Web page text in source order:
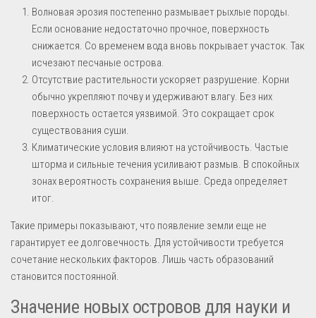
Волновая эрозия постепенно размывает рыхлые породы.
Если основание недостаточно прочное, поверхность
снижается. Со временем вода вновь покрывает участок. Так
исчезают песчаные острова.
Отсутствие растительности ускоряет разрушение. Корни
обычно укрепляют почву и удерживают влагу. Без них
поверхность остается уязвимой. Это сокращает срок
существования суши.
Климатические условия влияют на устойчивость. Частые
шторма и сильные течения усиливают размыв. В спокойных
зонах вероятность сохранения выше. Среда определяет
итог.
Такие примеры показывают, что появление земли еще не
гарантирует ее долговечность. Для устойчивости требуется
сочетание нескольких факторов. Лишь часть образований
становится постоянной.
Значение новых островов для науки и